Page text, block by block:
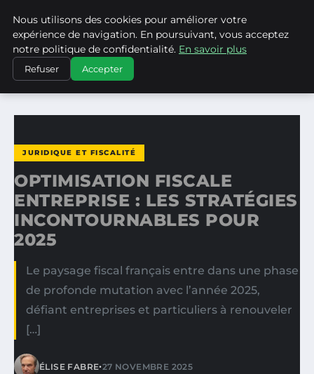
MEDIA EDGE
ACCUEIL
JURIDIQUE ET FISCALITÉ
OPTIMISATION FISCALE ENTREPRISE : LES STRATÉGIES…
JURIDIQUE ET FISCALITÉ
OPTIMISATION FISCALE
ENTREPRISE : LES STRATÉGIES
INCONTOURNABLES POUR
2025
Le paysage fiscal français entre dans une phase
de profonde mutation avec l’année 2025,
défiant entreprises et particuliers à renouveler
[…]
ÉLISE FABRE•27 NOVEMBRE 2025
Nous utilisons des cookies pour améliorer votre
expérience de navigation. En poursuivant, vous acceptez
notre politique de confidentialité. En savoir plus
Refuser Accepter